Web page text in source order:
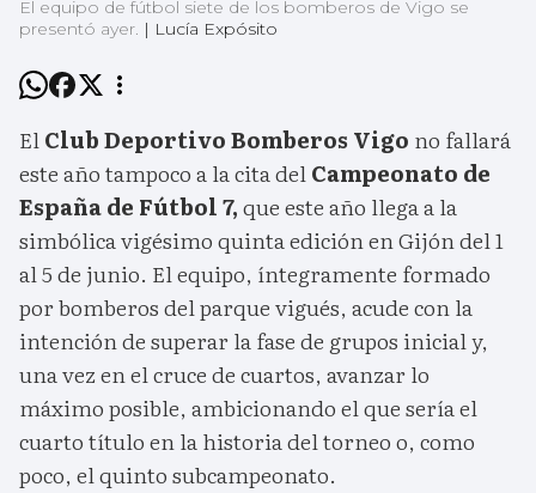
El equipo de fútbol siete de los bomberos de Vigo se
presentó ayer. | Lucía Expósito
ElClub Deportivo Bomberos Vigo no fallará
este año tampoco a la cita delCampeonato de
España de Fútbol 7,que este año llega a la
simbólica vigésimo quinta edición en Gijón del 1
al 5 de junio. El equipo, íntegramente formado
por bomberos del parque vigués, acude con la
intención de superar la fase de grupos inicial y,
una vez en el cruce de cuartos, avanzar lo
máximo posible, ambicionando el que sería el
cuarto título en la historia del torneo o, como
poco, el quinto subcampeonato.